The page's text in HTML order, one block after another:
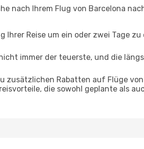
nach Ihrem Flug von Barcelona
Ihrer Reise um ein oder zwei Tage
immer der teuerste, und die
zusätzlichen Rabatten auf Flüge
die sowohl geplante als